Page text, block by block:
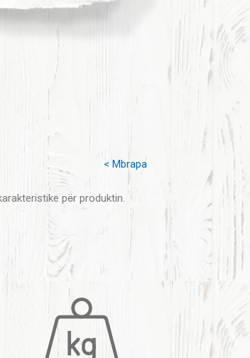
< Mbrapa
për produktin.